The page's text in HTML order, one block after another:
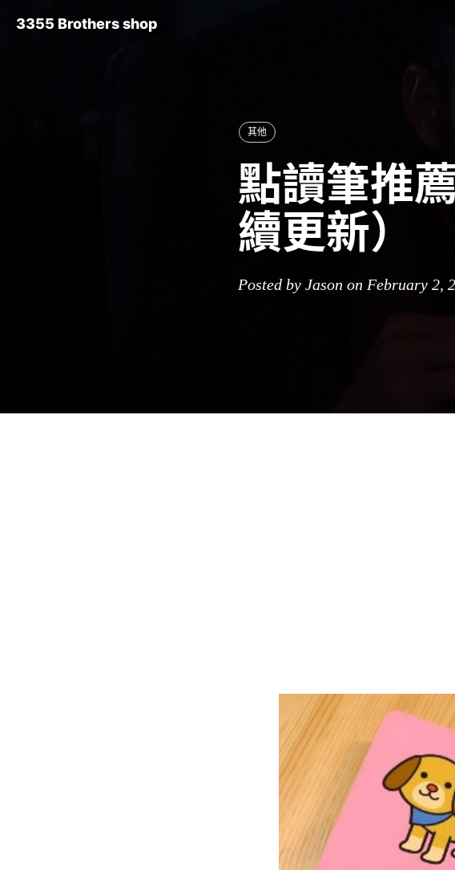
3355 Brothers shop
其他
點讀筆推
續更新）
Posted by Jason on February 2,